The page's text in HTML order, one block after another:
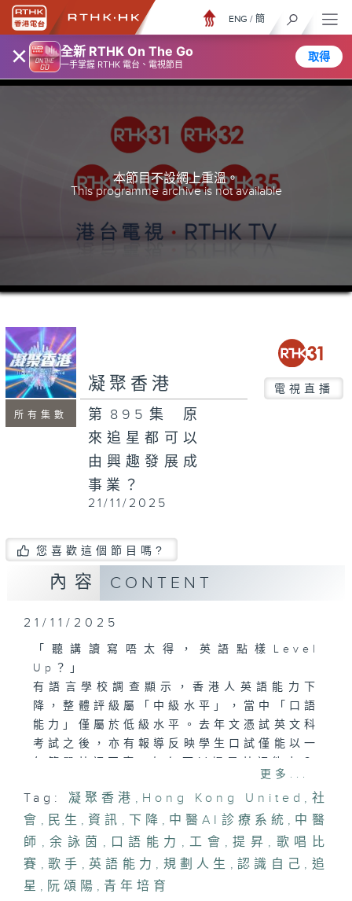
× 全新 RTHK On The Go
一手掌握 RTHK 電台、電視節目
取得
ENG / 簡
本節目不設網上重溫。
This programme archive is not available
所有集數
凝聚香港 電視直播
第895集 原
來追星都可以
由興趣發展成
事業？
21/11/2025
您喜歡這個節目嗎?
內容 CONTENT
21/11/2025
「聽講讀寫唔太得，英語點樣Level
Up？」
有語言學校調查顯示，香港人英語能力下
降，整體評級屬「中級水平」，當中「口語
能力」僅屬於低級水平。去年文憑試英文科
考試之後，亦有報導反映學生口試僅能以一
「由追星出發，規劃人生」
不少青少年熱衷追星，有機構以「追星文
化」為切入點，推行青年培育項目，透過青
少年對追星的熱情及創意，幫助他們由興趣
更多...
Tag: 凝聚香港 , Hong Kong United , 社
會 , 民生 , 資訊 , 下降 , 中醫AI診療系統 , 中醫
師 , 余詠茵 , 口語能力 , 工會 , 提昇 , 歌唱比
賽 , 歌手 , 英語能力 , 規劃人生 , 認識自己 , 追
星 , 阮頌陽 , 青年培育